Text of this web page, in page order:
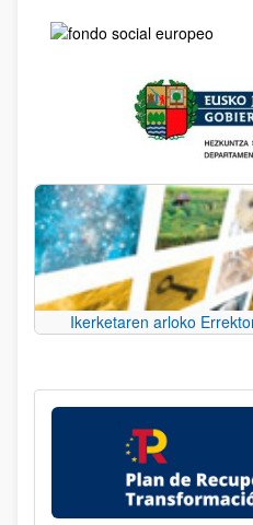
Ikerketaren arloko